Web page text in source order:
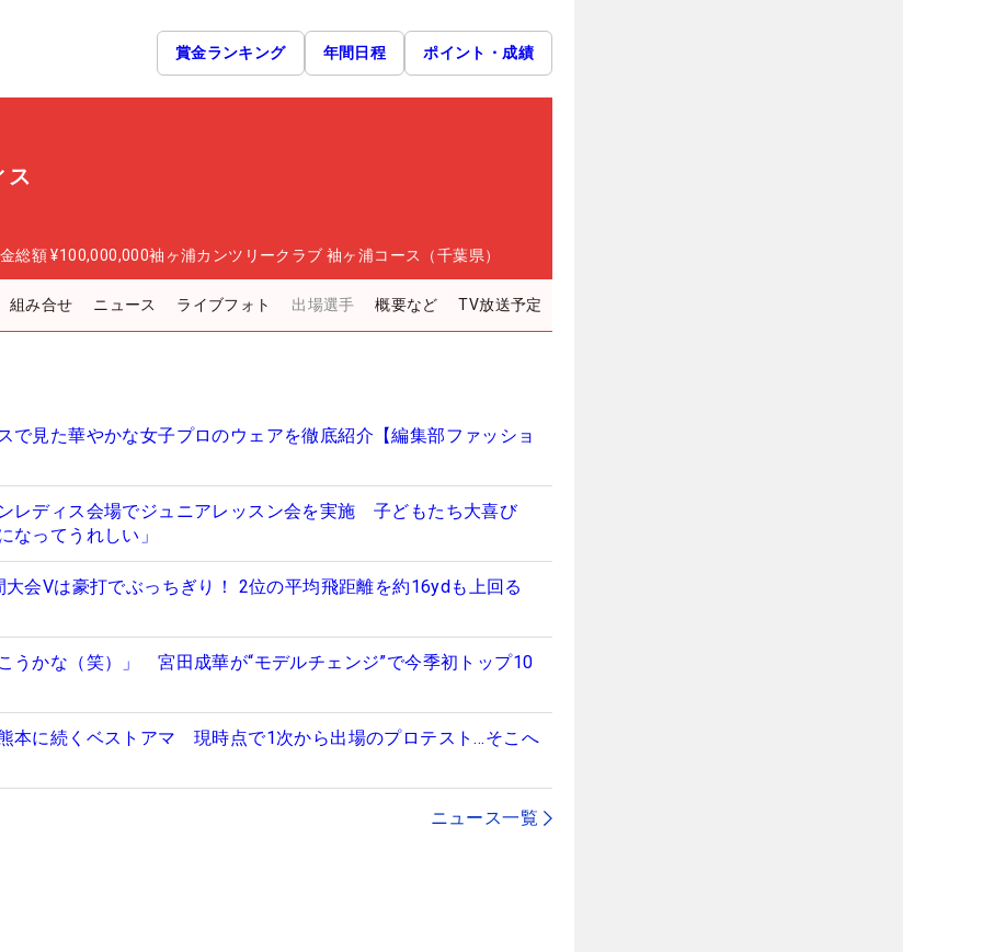
賞金ランキング 年間日程 ポイント・成績
ス
総額 ¥100,000,000袖ヶ浦カンツリークラブ 袖ヶ浦コース（千葉県）
組み合せ ニュース ライブフォト 出場選手 概要など TV放送予定
で見た華やかな女子プロのウェアを徹底紹介【編集部ファッショ
レディス会場でジュニアレッスン会を実施 子どもたち大喜び
なってうれしい」
会Vは豪打でぶっちぎり！ 2位の平均飛距離を約16ydも上回る
うかな（笑）」 宮田成華が“モデルチェンジ”で今季初トップ10
本に続くベストアマ 現時点で1次から出場のプロテスト…そこへ
ニュース一覧